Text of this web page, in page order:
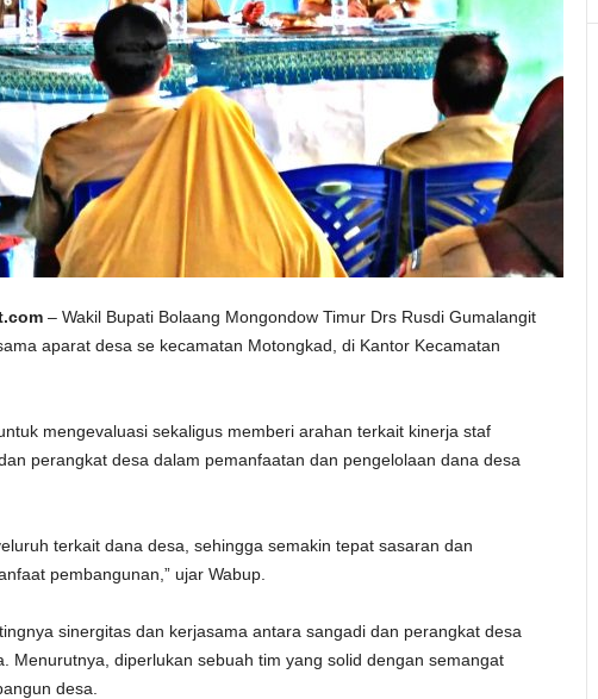
– Wakil Bupati Bolaang Mongondow Timur Drs Rusdi Gumalangit
aparat desa se kecamatan Motongkad, di Kantor Kecamatan
mengevaluasi sekaligus memberi arahan terkait kinerja staf
perangkat desa dalam pemanfaatan dan pengelolaan dana desa
terkait dana desa, sehingga semakin tepat sasaran dan
pembangunan,” ujar Wabup.
sinergitas dan kerjasama antara sangadi dan perangkat desa
Menurutnya, diperlukan sebuah tim yang solid dengan semangat
desa.